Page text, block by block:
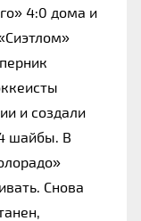
4:0 дома и
и создали
шайбы. В
Снова